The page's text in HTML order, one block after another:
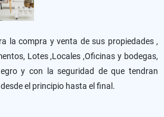
la compra y venta de sus propiedades ,
Lotes ,Locales ,Oficinas y bodegas,
y con la seguridad de que tendran
el principio hasta el final.